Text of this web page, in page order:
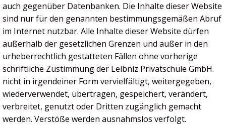
auch gegenüber Datenbanken. Die Inhalte dieser Website
sind nur für den genannten bestimmungsgemäßen Abruf
im Internet nutzbar. Alle Inhalte dieser Website dürfen
außerhalb der gesetzlichen Grenzen und außer in den
urheberrechtlich gestatteten Fällen ohne vorherige
schriftliche Zustimmung der Leibniz Privatschule GmbH.
nicht in irgendeiner Form vervielfältigt, weitergegeben,
wiederverwendet, übertragen, gespeichert, verändert,
verbreitet, genutzt oder Dritten zugänglich gemacht
werden. Verstöße werden ausnahmslos verfolgt.